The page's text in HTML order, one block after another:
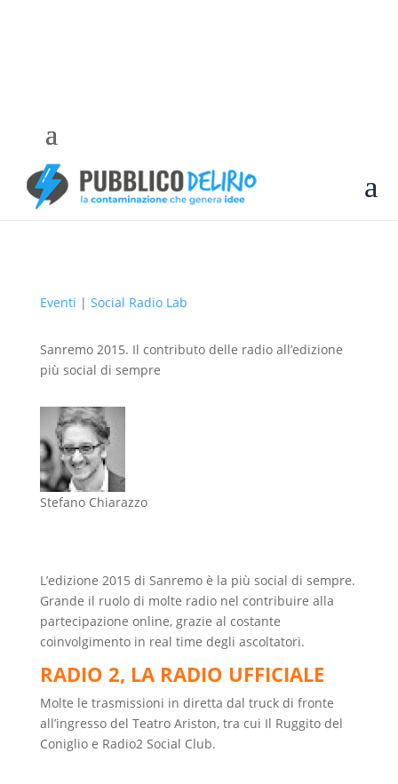
a
Eventi | Social Radio Lab
Sanremo 2015. Il contributo delle radio all’edizione
più social di sempre
Stefano Chiarazzo
L’edizione 2015 di Sanremo è la più social di sempre.
Grande il ruolo di molte radio nel contribuire alla
partecipazione online, grazie al costante
coinvolgimento in real time degli ascoltatori.
RADIO 2, LA RADIO UFFICIALE
Molte le trasmissioni in diretta dal truck di fronte
all’ingresso del Teatro Ariston, tra cui Il Ruggito del
Coniglio e Radio2 Social Club.